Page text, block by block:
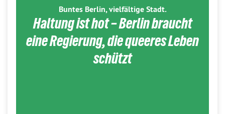
Buntes Berlin, vielfältige Stadt.
Haltung ist hot – Berlin braucht
eine Regierung, die queeres Leben
schützt